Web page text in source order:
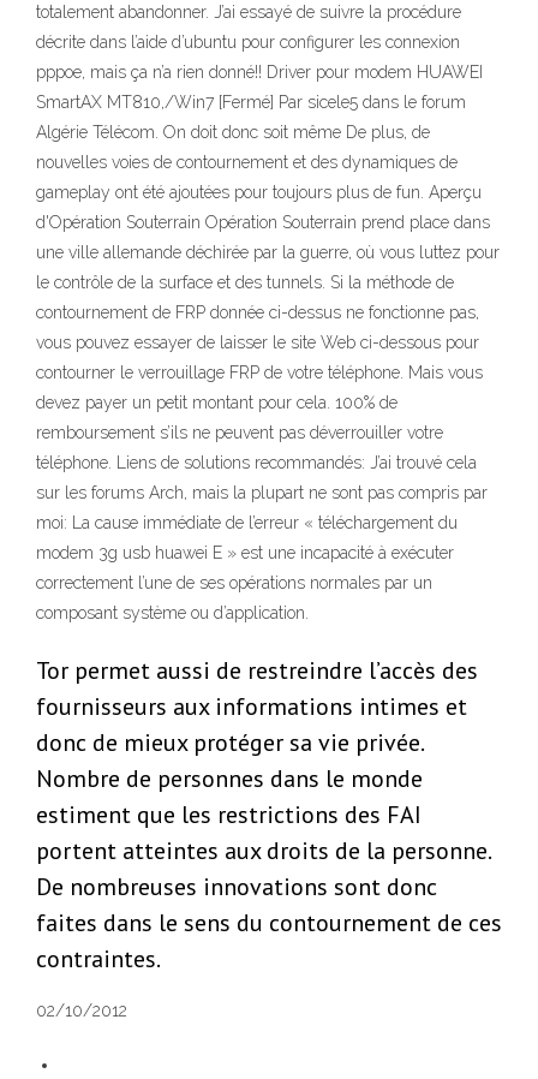
totalement abandonner. J’ai essayé de suivre la procédure
décrite dans l’aide d’ubuntu pour configurer les connexion
pppoe, mais ça n’a rien donné!! Driver pour modem HUAWEI
SmartAX MT810,/Win7 [Fermé] Par sicele5 dans le forum
Algérie Télécom. On doit donc soit même De plus, de
nouvelles voies de contournement et des dynamiques de
gameplay ont été ajoutées pour toujours plus de fun. Aperçu
d'Opération Souterrain Opération Souterrain prend place dans
une ville allemande déchirée par la guerre, où vous luttez pour
le contrôle de la surface et des tunnels. Si la méthode de
contournement de FRP donnée ci-dessus ne fonctionne pas,
vous pouvez essayer de laisser le site Web ci-dessous pour
contourner le verrouillage FRP de votre téléphone. Mais vous
devez payer un petit montant pour cela. 100% de
remboursement s’ils ne peuvent pas déverrouiller votre
téléphone. Liens de solutions recommandés: J’ai trouvé cela
sur les forums Arch, mais la plupart ne sont pas compris par
moi: La cause immédiate de l’erreur « téléchargement du
modem 3g usb huawei E » est une incapacité à exécuter
correctement l’une de ses opérations normales par un
composant système ou d’application.
Tor permet aussi de restreindre l’accès des
fournisseurs aux informations intimes et
donc de mieux protéger sa vie privée.
Nombre de personnes dans le monde
estiment que les restrictions des FAI
portent atteintes aux droits de la personne.
De nombreuses innovations sont donc
faites dans le sens du contournement de ces
contraintes.
02/10/2012